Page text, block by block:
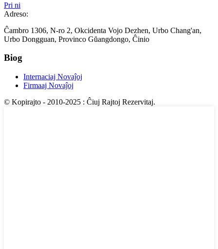
Pri ni
Adreso:
Ĉambro 1306, N-ro 2, Okcidenta Vojo Dezhen, Urbo Chang'an,
Urbo Dongguan, Provinco Gŭangdongo, Ĉinio
Biog
Internaciaj Novaĵoj
Firmaaj Novaĵoj
© Kopirajto - 2010-2025 : Ĉiuj Rajtoj Rezervitaj.